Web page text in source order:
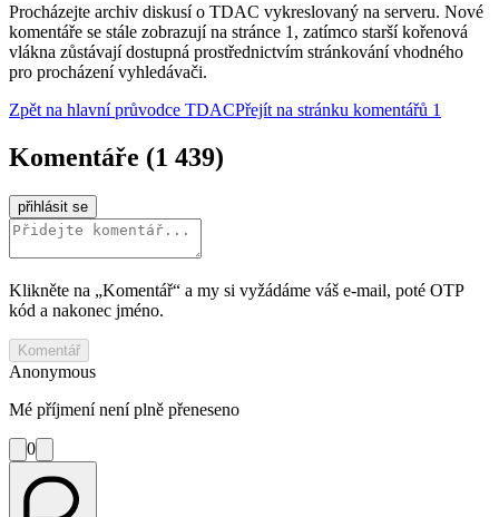
Procházejte archiv diskusí o TDAC vykreslovaný na serveru. Nové
komentáře se stále zobrazují na stránce 1, zatímco starší kořenová
vlákna zůstávají dostupná prostřednictvím stránkování vhodného
pro procházení vyhledávači.
Zpět na hlavní průvodce TDACPřejít na stránku komentářů 1
Komentáře (1 439)
přihlásit se
Klikněte na „Komentář“ a my si vyžádáme váš e‑mail, poté OTP
kód a nakonec jméno.
Komentář
Anonymous
Mé příjmení není plně přeneseno
0